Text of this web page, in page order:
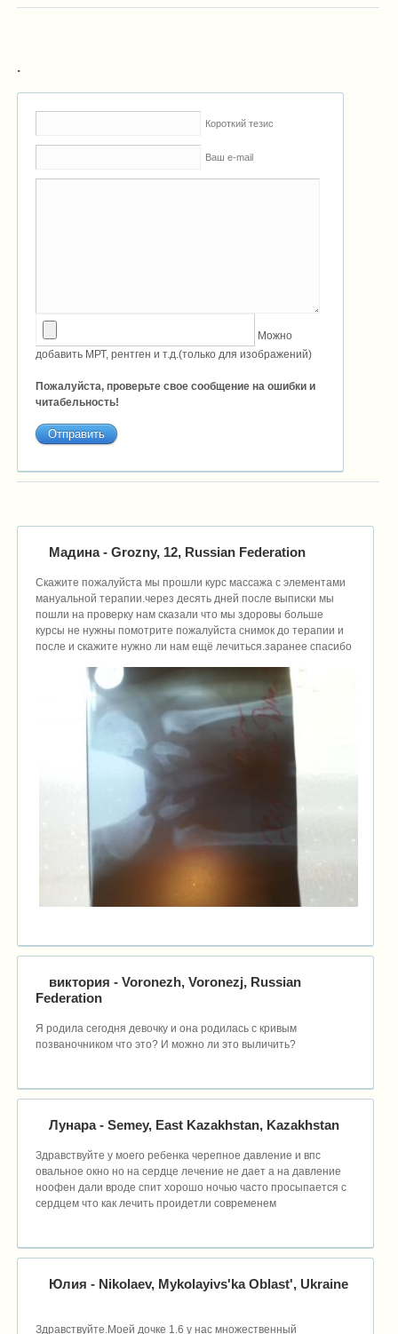
.
Короткий тезис
Ваш e-mail
Можно
добавить МРТ, рентген и т.д.(только для изображений)
Пожалуйста, проверьте свое сообщение на ошибки и
читабельность!
Мадина- Grozny, 12, Russian Federation
Скажите пожалуйста мы прошли курс массажа с элементами
мануальной терапии.через десять дней после выписки мы
пошли на проверку нам сказали что мы здоровы больше
курсы не нужны помотрите пожалуйста снимок до терапии и
после и скажите нужно ли нам ещё лечиться.заранее спасибо
виктория - Voronezh, Voronezj, Russian
Federation
Я родила сегодня девочку и она родилась с кривым
позваночником что это? И можно ли это выличить?
Лунара- Semey, East Kazakhstan, Kazakhstan
Здравствуйте у моего ребенка черепное давление и впс
овальное окно но на сердце лечение не дает а на давление
ноофен дали вроде спит хорошо ночью часто просыпается с
сердцем что как лечить проидетли современем
Юлия - Nikolaev, Mykolayivs'ka Oblast', Ukraine
Здравствуйте.Моей дочке 1.6 у нас множественный